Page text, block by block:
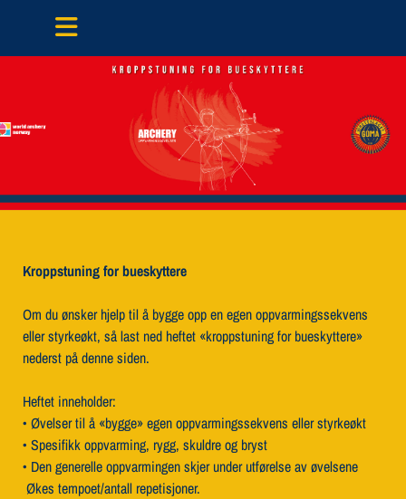
Kroppstuning for bueskyttere
Om du ønsker hjelp til å bygge opp en egen oppvarmingssekvens
eller styrkeøkt, så last ned heftet «kroppstuning for bueskyttere»
nederst på denne siden.
Heftet inneholder:
• Øvelser til å «bygge» egen oppvarmingssekvens eller styrkeøkt
• Spesifikk oppvarming, rygg, skuldre og bryst
• Den generelle oppvarmingen skjer under utførelse av øvelsene
Økes tempoet/antall repetisjoner.